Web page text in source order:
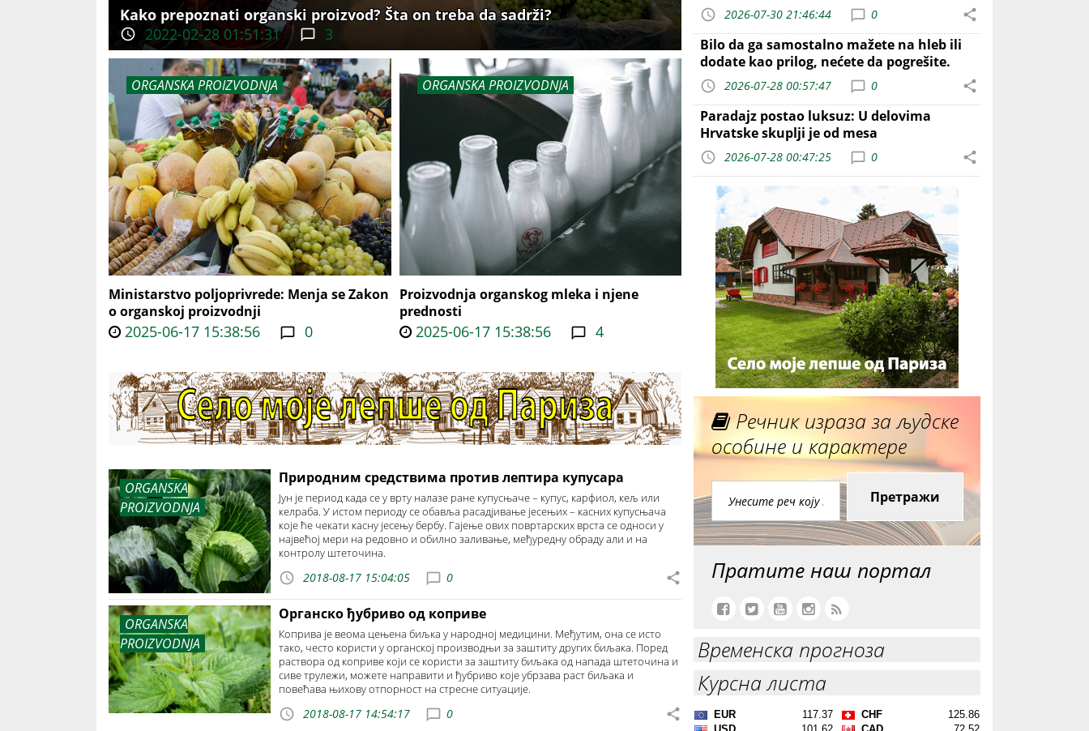
Kako prepoznati organski proizvod? Šta on treba da sadrži?
2022-02-28 01:51:31
3
ORGANSKA PROIZVODNJA
Ministarstvo poljoprivrede: Menja se Zakon
o organskoj proizvodnji
2025-06-17 15:38:56 0
ORGANSKA PROIZVODNJA
Proizvodnja organskog mleka i njene
prednosti
2025-06-17 15:38:56 4
ORGANSKA
PROIZVODNJA
Природним средствима против лептира купусара
Јун је период када се у врту налазе ране купусњаче – купус, карфиол, кељ или
келраба. У истом периоду се обавља расадјивање јесењих – касних купусњача
које ће чекати касну јесењу бербу. Гајење ових повртарских врста се односи у
највећој мери на редовно и обилно заливање, међуредну обраду али и на
контролу штеточина.
2018-08-17 15:04:05 0
ORGANSKA
PROIZVODNJA
Органско ђубриво од коприве
Коприва је веома цењена биљка у народној медицини. Међутим, она се исто
тако, често користи у органској производњи за заштиту других биљака. Поред
раствора од коприве који се користи за заштиту биљака од напада штеточина и
сиве трулежи, можете направити и ђубриво које убрзава раст биљака и
повећава њихову отпорност на стресне ситуације.
2018-08-17 14:54:17 0
2026-07-30 21:46:44 0
Bilo da ga samostalno mažete na hleb ili
dodate kao prilog, nećete da pogrešite.
2026-07-28 00:57:47 0
Paradajz postao luksuz: U delovima
Hrvatske skuplji je od mesa
2026-07-28 00:47:25 0
Речник израза за људске
особине и карактере
Претражи
Пратите наш портал
Временска прогноза
Курсна листа